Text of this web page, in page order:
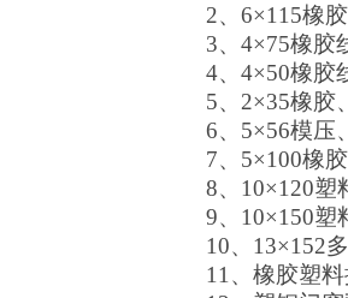
2、6×115橡
3、4×75橡胶
4、4×50橡胶
5、2×35橡胶
6、5×56模压
7、5×100橡
8、10×120塑
9、10×150塑
10、13×152
11、橡胶塑